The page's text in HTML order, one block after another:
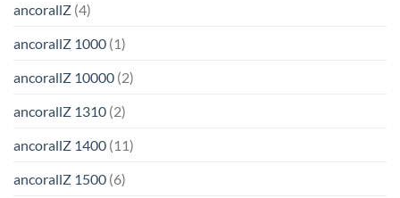
ancorallZ (4)
ancorallZ 1000 (1)
ancorallZ 10000 (2)
ancorallZ 1310 (2)
ancorallZ 1400 (11)
ancorallZ 1500 (6)